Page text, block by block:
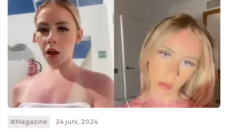
#Magazine 24 juni, 2024